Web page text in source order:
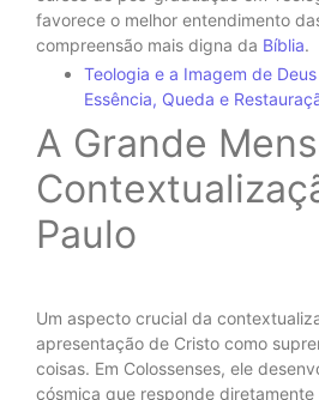
favorece o melhor entendimento
compreensão mais digna da Bíblia.
Teologia e a Imagem de
Essência, Queda e
A Grande
Paulo
Um aspecto crucial da
apresentação de Cristo como
coisas. Em Colossenses, ele
cósmica que responde